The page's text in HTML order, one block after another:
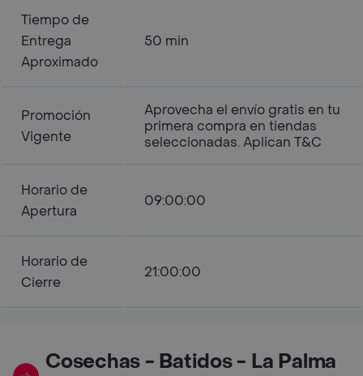
Tiempo de
Entrega
Aproximado
50 min
Promoción
Vigente
Aprovecha el envío gratis en tu
primera compra en tiendas
seleccionadas. Aplican T&C
Horario de
Apertura
09:00:00
Horario de
Cierre
21:00:00
Cosechas - Batidos - La Palma